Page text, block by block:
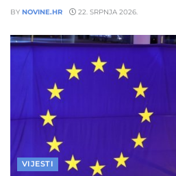
BY NOVINE.HR 22. SRPNJA 2026.
VIJESTI